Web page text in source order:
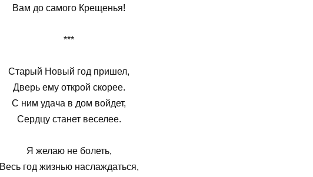
Вам до самого Крещенья!
***
Старый Новый год пришел,
Дверь ему открой скорее.
С ним удача в дом войдет,
Сердцу станет веселее.
Я желаю не болеть,
Весь год жизнью наслаждаться,